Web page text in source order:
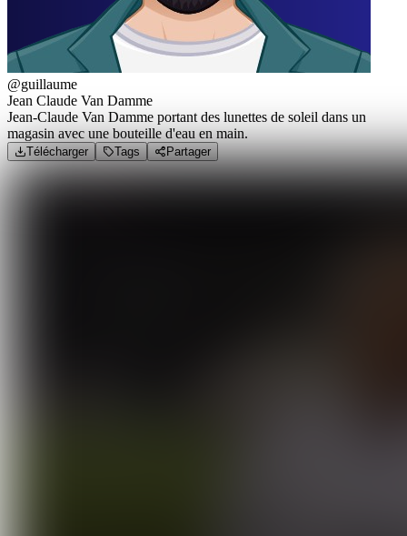
@guillaume
Jean Claude Van Damme
Jean-Claude Van Damme portant des lunettes de soleil dans un
magasin avec une bouteille d'eau en main.
Télécharger Tags Partager